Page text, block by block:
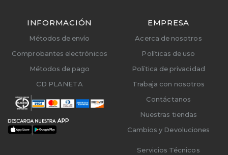
INFORMACIÓN
Métodos de envío
Comprobantes electrónicos
Métodos de pago
CD PLANETA
EMPRESA
Acerca de nosotros
Políticas de uso
Política de privacidad
Trabaja con nosotros
Contáctanos
Nuestras tiendas
Cambios y Devoluciones
Servicios Técnicos